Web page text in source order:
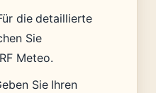
die detaillierte
Sie
Meteo.
Sie Ihren